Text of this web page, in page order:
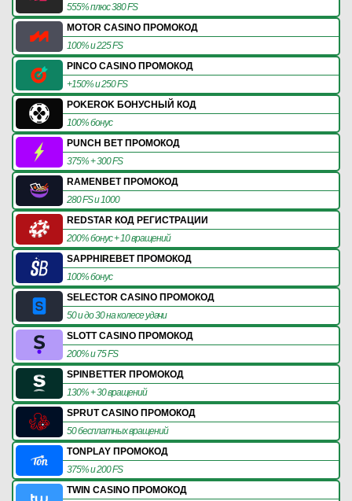
555% плюс 380 FS
MOTOR CASINO ПРОМОКОД
100% и 225 FS
PINCO CASINO ПРОМОКОД
+150% и 250 FS
POKEROK БОНУСНЫЙ КОД
100% бонус
PUNCH BET ПРОМОКОД
375% + 300 FS
RAMENBET ПРОМОКОД
280 FS и 1000
REDSTAR КОД РЕГИСТРАЦИИ
200% бонус + 10 вращений
SAPPHIREBET ПРОМОКОД
100% бонус
SELECTOR CASINO ПРОМОКОД
50 и до 30 на колесе удачи
SLOTT CASINO ПРОМОКОД
200% и 75 FS
SPINBETTER ПРОМОКОД
130% + 30 вращений
SPRUT CASINO ПРОМОКОД
50 бесплатных вращений
TONPLAY ПРОМОКОД
375% и 200 FS
TWIN CASINO ПРОМОКОД